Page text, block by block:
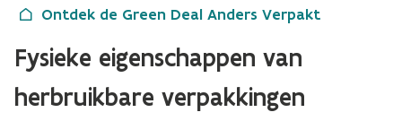
Ontdek de Green Deal Anders Verpakt
Fysieke eigenschappen van
herbruikbare verpakkingen